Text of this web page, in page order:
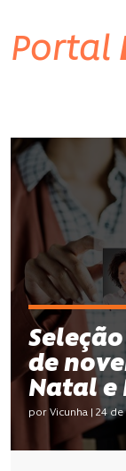
Portal
de
Natal e
por Vicunha | 24